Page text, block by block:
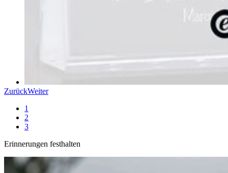
ZurückWeiter
1
2
3
Erinnerungen festhalten